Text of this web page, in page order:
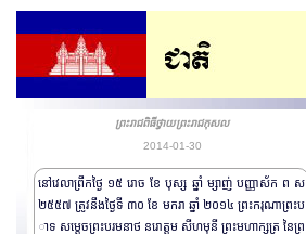
ព្រះរាជពិធីថ្វាយព្រះរាជកុសល
2014-01-30
នៅវេលាព្រឹកថ្ងៃ ១៥ រោច ខែ បុស្ស ឆ្នាំ ម្សាញ់ បញ្ញាស័ក ព ស
២៥៥៧ ត្រូវនឹងថ្ងៃទី ៣០ ខែ មករា ឆ្នាំ ២០១៤ ព្រះករុណាព្រះប
ាទ សម្តេចព្រះបរមនាថ នរោត្តម សីហមុនី ព្រះមហាក្សត្រ នៃព្រ